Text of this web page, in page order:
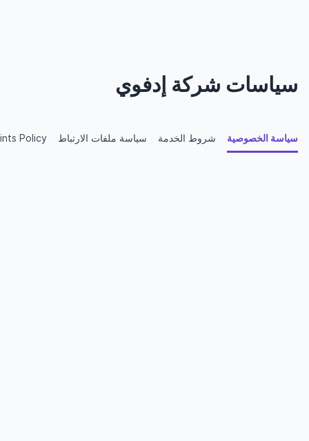
سياسات شركة إدفوي
سياسة الخصوصية شروط الخدمة سياسة ملفات الارتباط Policy